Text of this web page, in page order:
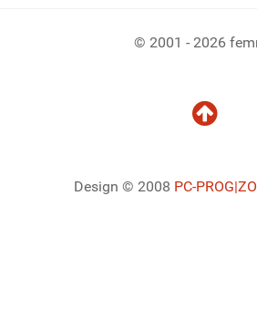
© 2001 - 2026
Design © 2008 PC-PROG|ZO